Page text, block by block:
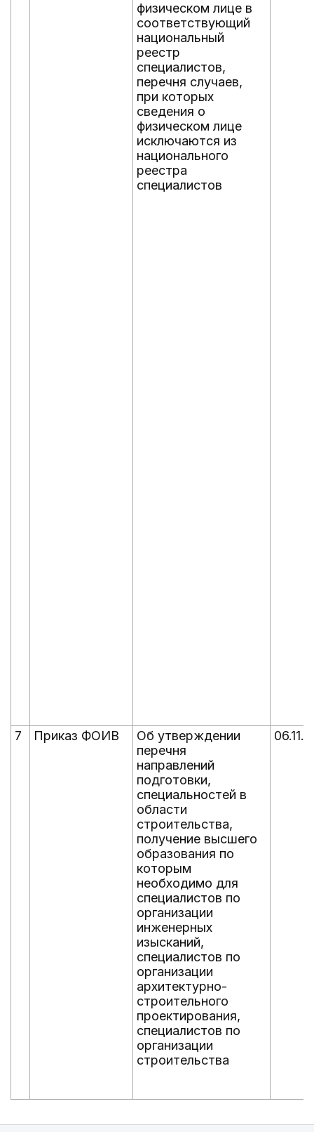
физическом лице в
соответствующий
национальный
реестр
специалистов,
перечня случаев,
при которых
сведения о
физическом лице
исключаются из
национального
реестра
специалистов
7 Приказ ФОИВ
Об утверждении
перечня
направлений
подготовки,
специальностей в
области
строительства,
получение высшего
образования по
которым
необходимо для
специалистов по
организации
инженерных
изысканий,
специалистов по
организации
архитектурно-
строительного
проектирования,
специалистов по
организации
строительства